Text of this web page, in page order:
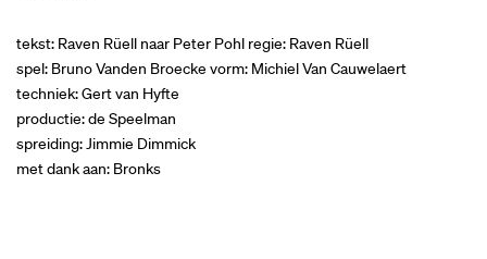
tekst: Raven Rüell naar Peter Pohl regie: Raven Rüell
spel: Bruno Vanden Broecke vorm: Michiel Van Cauwelaert
techniek: Gert van Hyfte
productie: de Speelman
spreiding: Jimmie Dimmick
met dank aan: Bronks